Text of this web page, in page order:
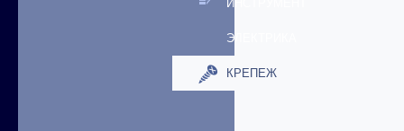
ИНСТРУМЕНТ
ЭЛЕКТРИКА
КРЕПЕЖ